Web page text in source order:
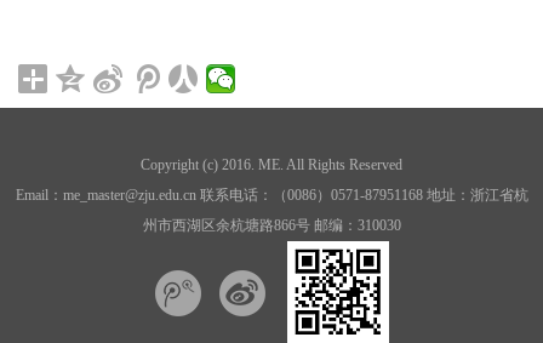
Copyright (c) 2016. ME. All Rights Reserved
Email：me_master@zju.edu.cn 联系电话：（0086）0571-87951168 地址：浙江省杭
州市西湖区余杭塘路866号 邮编：310030